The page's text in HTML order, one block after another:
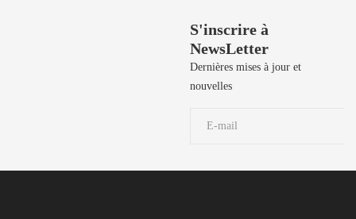
S'inscrire à
NewsLetter
Dernières mises à jour et
nouvelles